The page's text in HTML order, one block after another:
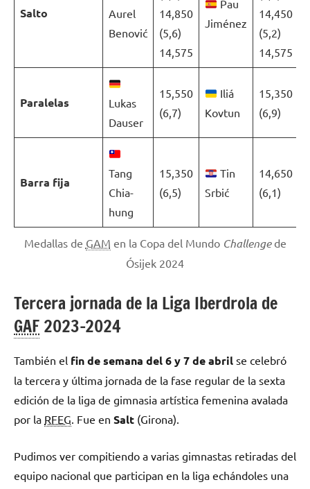
Salto
Aurel
Benović
14,850
(5,6)
14,575
Pau
Jiménez
14,450
(5,2)
14,575
Paralelas
Lukas
Dauser
15,550
(6,7)
Iliá
Kovtun
15,350
(6,9)
Barra fija
Tang
Chia-
hung
15,350
(6,5)
Tin
Srbić
14,650
(6,1)
Medallas de GAM en la Copa del Mundo Challengede
Ósijek 2024
Tercera jornada de la Liga Iberdrola de
GAF 2023-2024
También el fin de semana del 6 y 7 de abril se celebró
la tercera y última jornada de la fase regular de la sexta
edición de la liga de gimnasia artística femenina avalada
por la RFEG. Fue en Salt (Girona).
Pudimos ver compitiendo a varias gimnastas retiradas del
equipo nacional que participan en la liga echándoles una